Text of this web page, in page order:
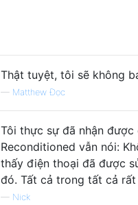
Thật tuyệt, tôi sẽ không
— Matthew Đọc
Tôi thực sự đã nhận
Reconditioned vẫn nói:
thấy điện thoại đã được
đó. Tất cả trong tất cả rất
— Nick